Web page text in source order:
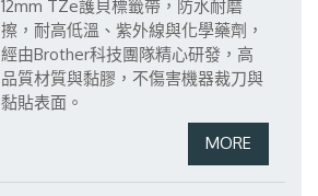
12mm TZe護貝標籤帶，防水耐磨
擦，耐高低溫、紫外線與化學藥劑，
經由Brother科技團隊精心研發，高
品質材質與黏膠，不傷害機器裁刀與
黏貼表面。